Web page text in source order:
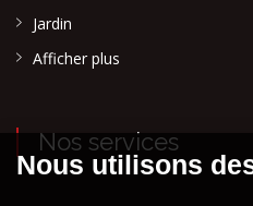
Jardin
Afficher plus
Nos services